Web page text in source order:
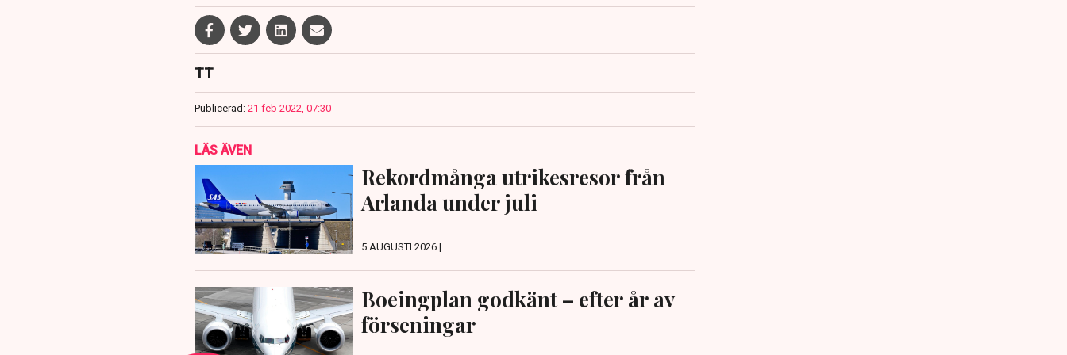
TT
Publicerad: 21 feb 2022, 07:30
LÄS ÄVEN
Rekordmånga utrikesresor från
Arlanda under juli
5 AUGUSTI 2026 |
Boeingplan godkänt – efter år av
förseningar